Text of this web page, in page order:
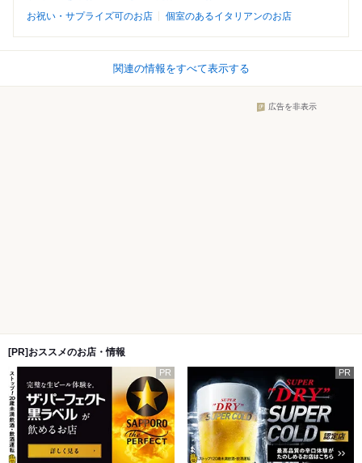
お祝い・サプライズ可のお店
個室のあるイタリアンのお店
関連の情報をすべて表示する
広告を非表示
[PR]おススメのお店・情報
PR PR